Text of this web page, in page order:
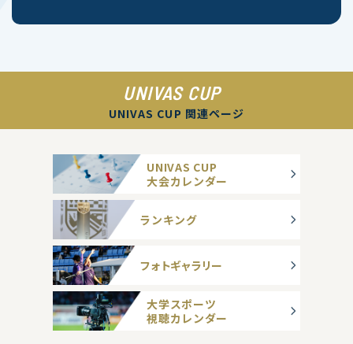
UNIVAS CUP
UNIVAS CUP 関連ページ
UNIVAS CUP
大会カレンダー
ランキング
フォトギャラリー
大学スポーツ
視聴カレンダー